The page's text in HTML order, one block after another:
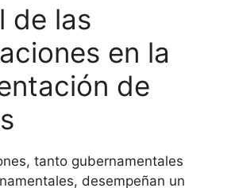
de las
en la
de
tanto gubernamentales
desempeñan un